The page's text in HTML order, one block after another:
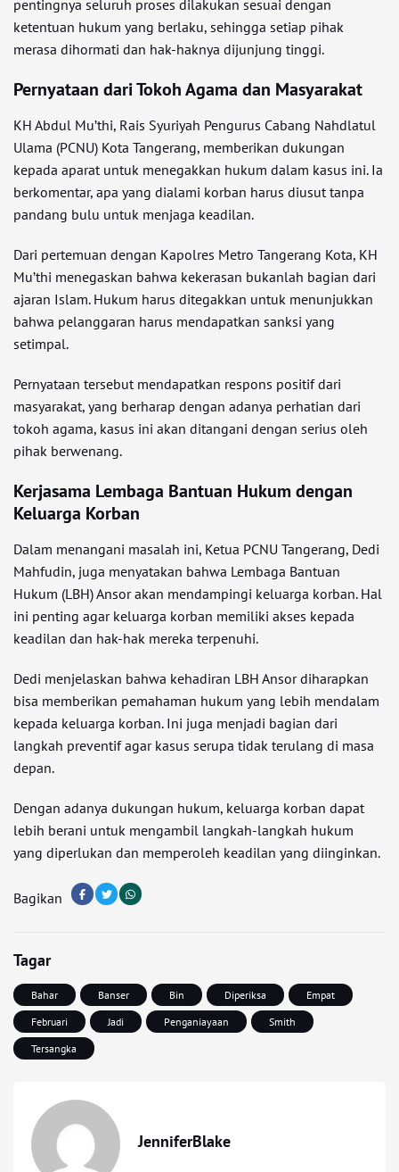
pentingnya seluruh proses dilakukan sesuai dengan
ketentuan hukum yang berlaku, sehingga setiap pihak
merasa dihormati dan hak-haknya dijunjung tinggi.
Pernyataan dari Tokoh Agama dan Masyarakat
KH Abdul Mu’thi, Rais Syuriyah Pengurus Cabang Nahdlatul
Ulama (PCNU) Kota Tangerang, memberikan dukungan
kepada aparat untuk menegakkan hukum dalam kasus ini. Ia
berkomentar, apa yang dialami korban harus diusut tanpa
pandang bulu untuk menjaga keadilan.
Dari pertemuan dengan Kapolres Metro Tangerang Kota, KH
Mu’thi menegaskan bahwa kekerasan bukanlah bagian dari
ajaran Islam. Hukum harus ditegakkan untuk menunjukkan
bahwa pelanggaran harus mendapatkan sanksi yang
setimpal.
Pernyataan tersebut mendapatkan respons positif dari
masyarakat, yang berharap dengan adanya perhatian dari
tokoh agama, kasus ini akan ditangani dengan serius oleh
pihak berwenang.
Kerjasama Lembaga Bantuan Hukum dengan
Keluarga Korban
Dalam menangani masalah ini, Ketua PCNU Tangerang, Dedi
Mahfudin, juga menyatakan bahwa Lembaga Bantuan
Hukum (LBH) Ansor akan mendampingi keluarga korban. Hal
ini penting agar keluarga korban memiliki akses kepada
keadilan dan hak-hak mereka terpenuhi.
Dedi menjelaskan bahwa kehadiran LBH Ansor diharapkan
bisa memberikan pemahaman hukum yang lebih mendalam
kepada keluarga korban. Ini juga menjadi bagian dari
langkah preventif agar kasus serupa tidak terulang di masa
depan.
Dengan adanya dukungan hukum, keluarga korban dapat
lebih berani untuk mengambil langkah-langkah hukum
yang diperlukan dan memperoleh keadilan yang diinginkan.
Bagikan
Tagar
Bahar Banser Bin Diperiksa
Empat
Februari
Jadi Penganiayaan
Smith
Tersangka
JenniferBlake